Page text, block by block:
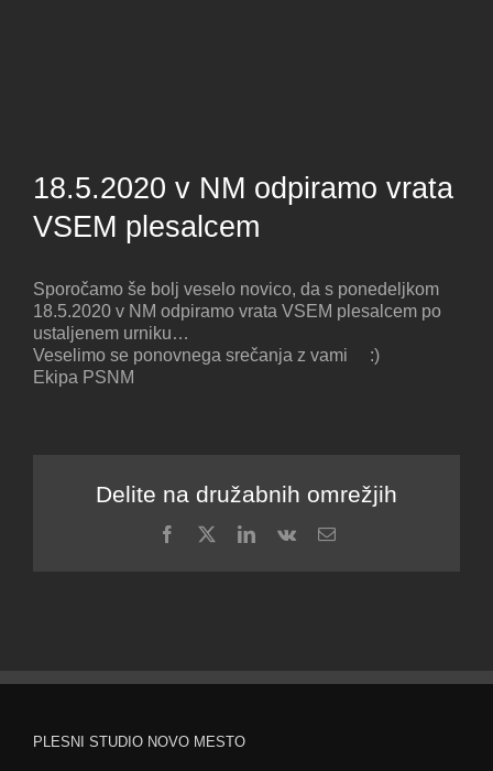
18.5.2020 v NM odpiramo vrata
VSEM plesalcem
Sporočamo še bolj veselo novico, da s ponedeljkom
18.5.2020 v NM odpiramo vrata VSEM plesalcem po
ustaljenem urniku…
Veselimo se ponovnega srečanja z vami
:)
Ekipa PSNM
Delite na družabnih omrežjih
Facebook
X LinkedIn
Vk Email
PLESNI STUDIO NOVO MESTO